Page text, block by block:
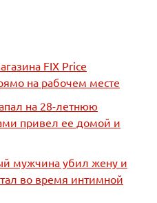
FIX Price
на рабочем месте
на 28-летнюю
привел ее домой и
мужчина убил жену и
во время интимной